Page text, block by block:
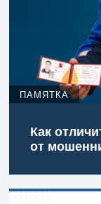
ПАМЯТКА
Как
от